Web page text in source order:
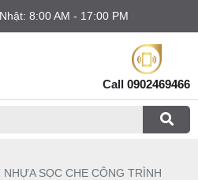
8:00 AM - 17:00 PM
Call 0902469466
SỌC CHE CÔNG TRÌNH